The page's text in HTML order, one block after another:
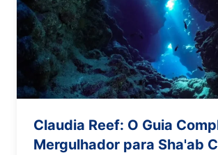
Claudia Reef: O Guia
Mergulhador para Sha'ab